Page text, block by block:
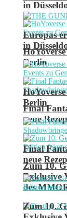
in
Berlin
Final
neue
Zum 10.
Exklusive
des
Europas
in
Berlin
Final
neue
Zum 10.